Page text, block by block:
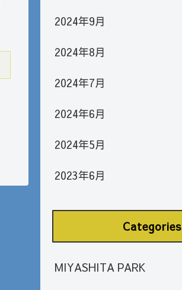
2024年9月
2024年8月
2024年7月
2024年6月
2024年5月
2023年6月
Categories
MIYASHITA PARK